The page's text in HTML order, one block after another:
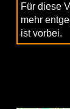
Für diese
mehr
ist vorbei.